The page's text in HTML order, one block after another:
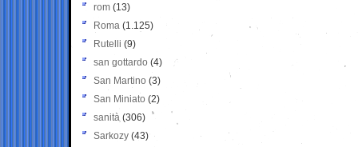
rom (13)
Roma (1.125)
Rutelli (9)
san gottardo (4)
San Martino (3)
San Miniato (2)
sanità (306)
Sarkozy (43)